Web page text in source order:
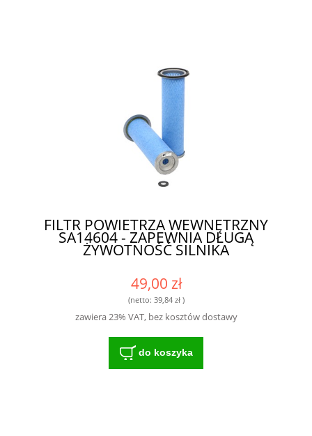
FILTR POWIETRZA WEWNĘTRZNY
SA14604 - ZAPEWNIA DŁUGĄ
ŻYWOTNOŚĆ SILNIKA
49,00 zł
(netto: 39,84 zł)
zawiera 23% VAT, bez kosztów dostawy
do koszyka